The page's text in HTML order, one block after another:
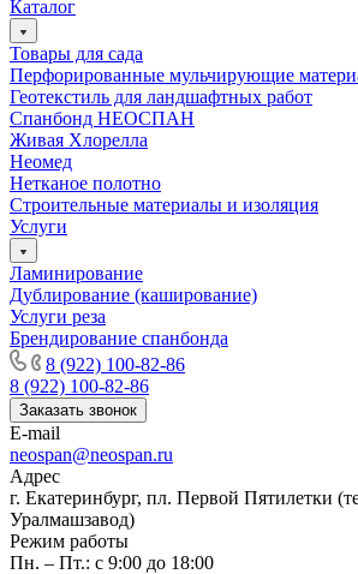
Каталог
Товары для сада
Перфорированные мульчирующие
Геотекстиль для ландшафтных работ
Спанбонд НЕОСПАН
Живая Хлорелла
Нeомед
Нетканое полотно
Строительные материалы и изоляция
Услуги
Ламинирование
Дублирование (каширование)
Услуги реза
Брендирование спанбонда
8 (922) 100-82-86
8 (922) 100-82-86
Заказать звонок
E-mail
neospan@neospan.ru
Адрес
г. Екатеринбург, пл. Первой Пятилетки
Уралмашзавод)
Режим работы
Пн. – Пт.: с 9:00 до 18:00